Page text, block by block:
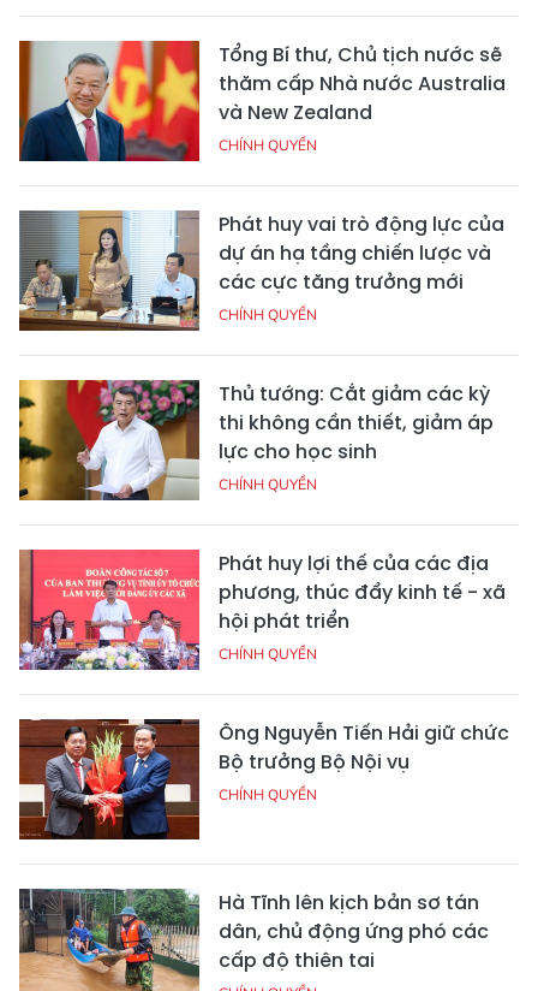
Tổng Bí thư, Chủ tịch nước sẽ
thăm cấp Nhà nước Australia
và New Zealand
CHÍNH QUYỀN
Phát huy vai trò động lực của
dự án hạ tầng chiến lược và
các cực tăng trưởng mới
CHÍNH QUYỀN
Thủ tướng: Cắt giảm các kỳ
thi không cần thiết, giảm áp
lực cho học sinh
CHÍNH QUYỀN
Phát huy lợi thế của các địa
phương, thúc đẩy kinh tế - xã
hội phát triển
CHÍNH QUYỀN
Ông Nguyễn Tiến Hải giữ chức
Bộ trưởng Bộ Nội vụ
CHÍNH QUYỀN
Hà Tĩnh lên kịch bản sơ tán
dân, chủ động ứng phó các
cấp độ thiên tai